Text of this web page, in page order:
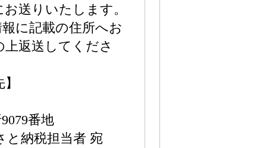
送りいたします。
報に記載の住所へお
返送してくださ
番地
納税担当者 宛